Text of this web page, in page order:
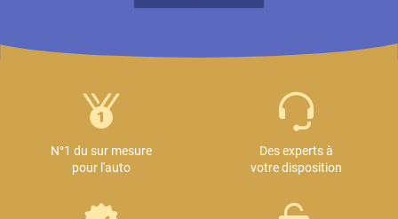
N°1 du sur mesure
pour l'auto
Des experts à
votre disposition